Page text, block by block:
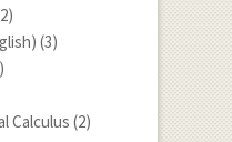
(3)
Calculus (2)